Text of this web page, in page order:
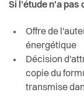
Si l'étude n'a pas
Offre de
énergétique
Décision
copie du
transmise